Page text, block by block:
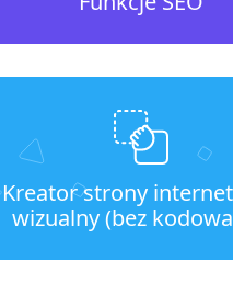
Kreator strony
wizualny (bez